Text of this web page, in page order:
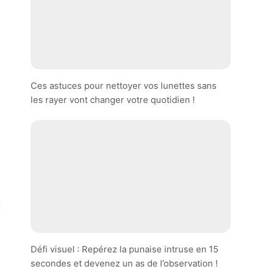
Ces astuces pour nettoyer vos lunettes sans
les rayer vont changer votre quotidien !
Défi visuel : Repérez la punaise intruse en 15
secondes et devenez un as de l’observation !